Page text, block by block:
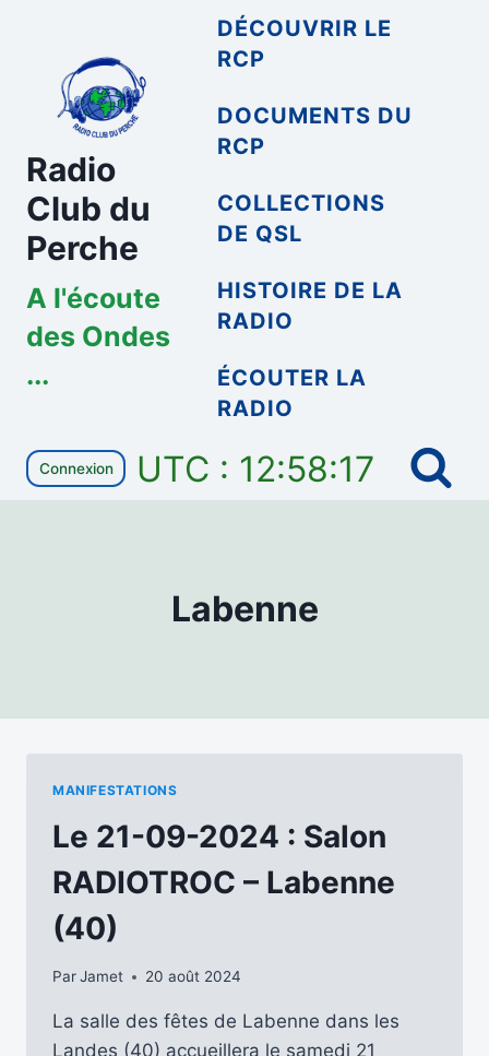
contenu
Radio
Club du
Perche
A l'écoute
des Ondes
...
DÉCOUVRIR LE
RCP
DOCUMENTS DU
RCP
COLLECTIONS
DE QSL
HISTOIRE DE LA
RADIO
ÉCOUTER LA
RADIO
Connexion UTC : 12:58:17
Labenne
MANIFESTATIONS
Le 21-09-2024 : Salon
RADIOTROC – Labenne
(40)
ParJamet 20 août 2024
La salle des fêtes de Labenne dans les
Landes (40) accueillera le samedi 21